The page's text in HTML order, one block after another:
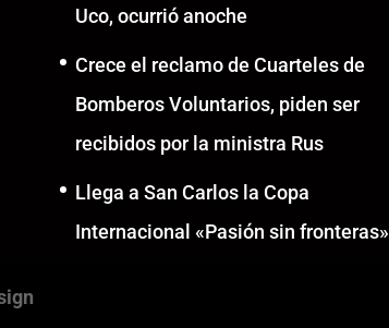
Uco, ocurrió anoche
Crece el reclamo de Cuarteles de
Bomberos Voluntarios, piden ser
recibidos por la ministra Rus
Llega a San Carlos la Copa
Internacional «Pasión sin fronteras»